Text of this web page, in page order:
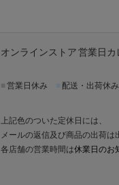
オンラインストア 営業日カ
営業日休み 配送・出荷休
上記色のついた定休日には、
メールの返信及び商品の出荷は
各店舗の営業時間は休業日のお